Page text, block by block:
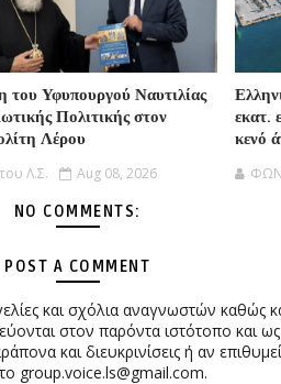
του Υφυπουργού Ναυτιλίας
Πολιτικής στον
Λέρου
Λ.Σ. Aug 08, 2026
εκατ.
κενό
NO COMMENTS:
POST A COMMENT
και σχόλια αναγνωστών καθώς
στον παρόντα ιστότοπο και
και διευκρινίσεις ή αν
group.voice.ls@gmail.com.